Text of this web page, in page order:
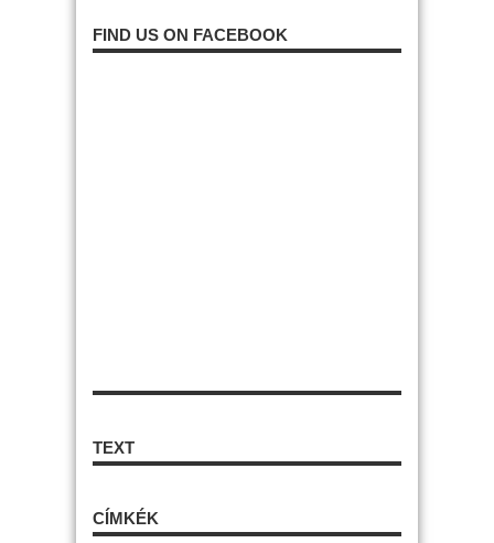
FIND US ON FACEBOOK
TEXT
CÍMKÉK